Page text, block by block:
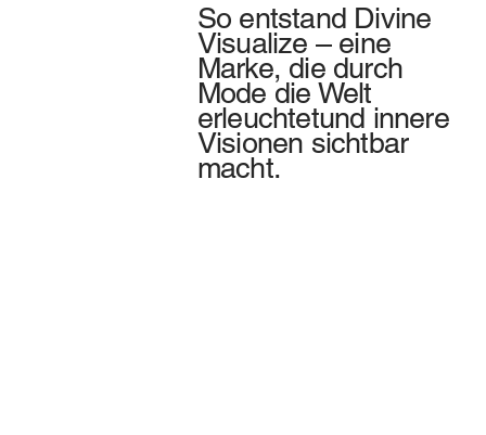
So entstand Divine
Visualize – eine
Marke, die durch
Mode die Welt
erleuchtetund innere
Visionen sichtbar
macht.